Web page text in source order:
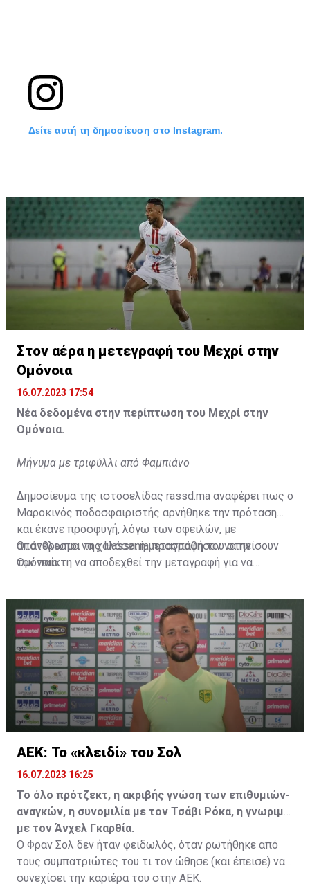
Δείτε αυτή τη δημοσίευση στο Instagram.
Στον αέρα η μετεγραφή του Μεχρί στην
Ομόνοια
16.07.2023 17:54
Νέα δεδομένα στην περίπτωση του Μεχρί στην
Ομόνοια.
Μήνυμα με τριφύλλι από Φαμπιάνο
Δημοσίευμα της ιστοσελίδας rassd.ma αναφέρει πως ο
Μαροκινός ποδοσφαιριστής αρνήθηκε την πρόταση
και έκανε προσφυγή, λόγω των οφειλών, με
αποτέλεσμα να χαλάσει η μεταγραφή του στην
Ομόνοια.
Οι άνθρωποι της Hassania προσπάθησαν να πείσουν
τον παίκτη να αποδεχθεί την μεταγραφή για να
μετακίνησή του, αλλά ο παίκτης αρνήθηκε και επέμεινε
να λύσει το συμβόλαιό του, ώστε να μετακομίσει
ελεύθερα σε οποιαδήποτε νέα ομάδα το τρέχον
καλοκαίρι.
ΑΕΚ: Το «κλειδί» του Σολ
16.07.2023 16:25
Το όλο πρότζεκτ, η ακριβής γνώση των επιθυμιών-
αναγκών, η συνομιλία με τον Τσάβι Ρόκα, η γνωριμία
με τον Άνχελ Γκαρθία.
Ο Φραν Σολ δεν ήταν φειδωλός, όταν ρωτήθηκε από
τους συμπατριώτες του τι τον ώθησε (και έπεισε) να
συνεχίσει την καριέρα του στην ΑΕΚ.